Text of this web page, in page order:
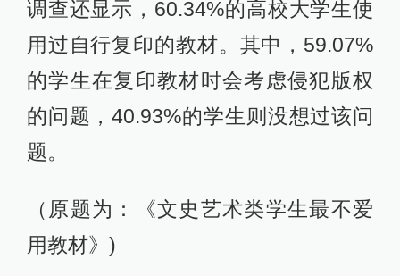
调查还显示，60.34%的高校大学生使
用过自行复印的教材。其中，59.07%
的学生在复印教材时会考虑侵犯版权
的问题，40.93%的学生则没想过该问
题。
（原题为：《文史艺术类学生最不爱
用教材》)